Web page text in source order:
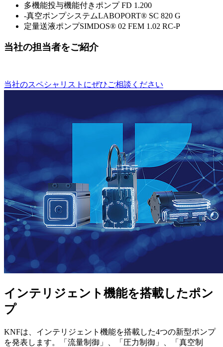
多機能投与機能付きポンプ FD 1.200
-真空ポンプシステムLABOPORT® SC 820 G
定量送液ポンプSIMDOS® 02 FEM 1.02 RC-P
当社の担当者をご紹介
当社のスペシャリストにぜひご相談ください
インテリジェント機能を搭載したポン
プ
KNFは、インテリジェント機能を搭載した4つの新型ポンプ
を発表します。「流量制御」、「圧力制御」、「真空制